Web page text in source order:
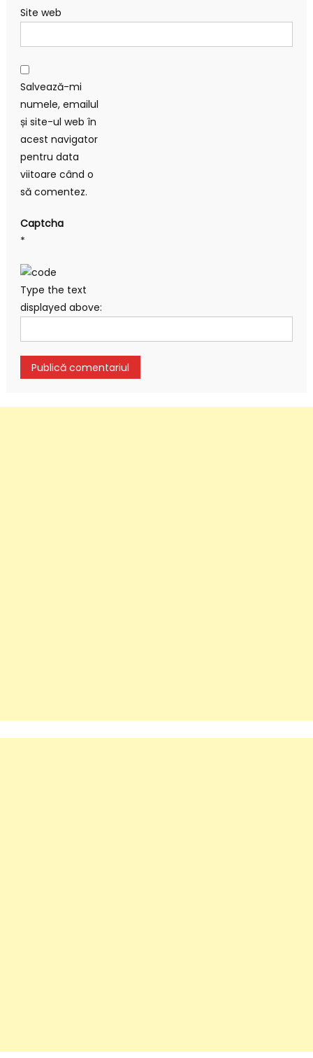
Site web
Salvează-mi
numele, emailul
și site-ul web în
acest navigator
pentru data
viitoare când o
să comentez.
Captcha
*
Type the text
displayed above: